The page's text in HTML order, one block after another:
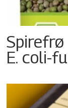
E. coli-